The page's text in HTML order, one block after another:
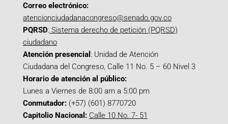
Correo electrónico:
atencionciudadanacongreso@senado.gov.co
PQRSD: Sistema derecho de petición (PQRSD)
ciudadano
Atención presencial : Unidad de Atención
Ciudadana del Congreso, Calle 11 No. 5 – 60 Nivel 3
Horario de atención al público:
Lunes a Viernes de 8:00 am a 5:00 pm
Conmutador: (+57) (601) 8770720
Capitolio Nacional: Calle 10 No. 7- 51